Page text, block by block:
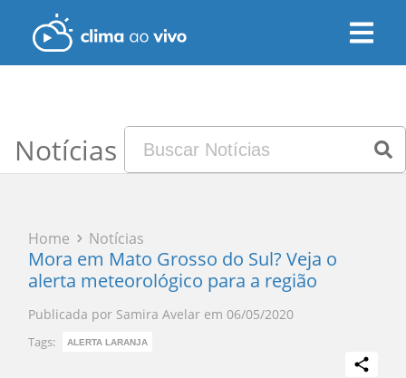
Notícias
Home Notícias
Mora em Mato Grosso do Sul? Veja o
alerta meteorológico para a região
Publicada por Samira Avelar em 06/05/2020
Tags: ALERTA LARANJA